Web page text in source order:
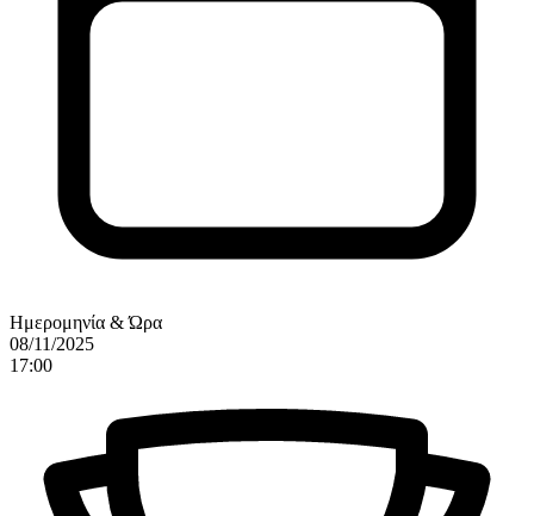
Ημερομηνία & Ώρα
08/11/2025
17:00